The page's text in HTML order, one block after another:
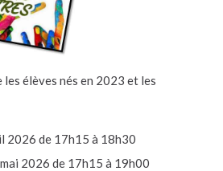
élèves nés en 2023 et les
2026 de 17h15 à 18h30
2026 de 17h15 à 19h00